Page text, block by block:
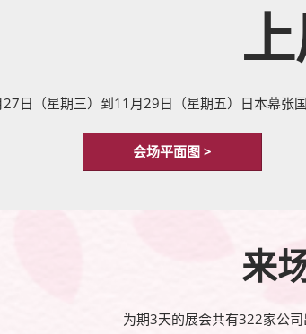
日（星期三）到11月29日（星期五）日本幕张
会场平面图 >
来
为期3天的展会共有322家公